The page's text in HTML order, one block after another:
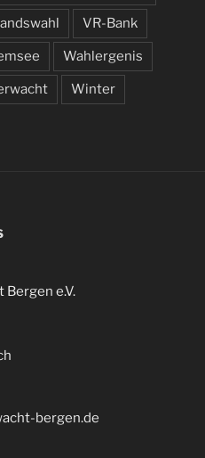
VR-Bank
Wahlergenis
Winter
e.V.
bergen.de